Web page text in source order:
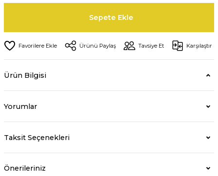
Sepete Ekle
Ürünü Paylaş Tavsiye Et Karşılaştır
Ürün Bilgisi
Yorumlar
Taksit Seçenekleri
Önerileriniz